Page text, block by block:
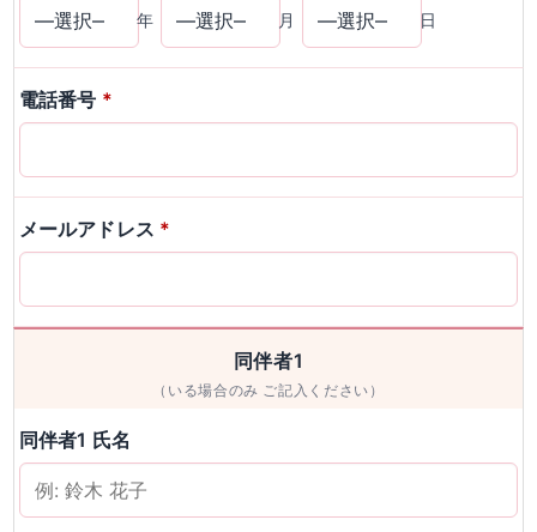
年 月 日
電話番号 *
メールアドレス *
同伴者1
（いる場合のみ ご記入ください）
同伴者1 氏名